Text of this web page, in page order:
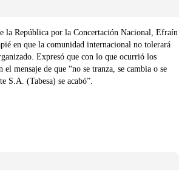
la República por la Concertación Nacional, Efraín
en que la comunidad internacional no tolerará
Expresó que con lo que ocurrió los
el mensaje de que “no se tranza, se cambia o se
S.A. (Tabesa) se acabó”.